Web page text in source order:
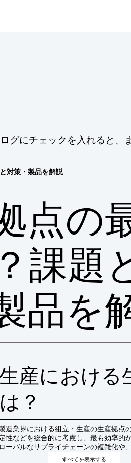
グにチェックを入れると、
対策・製品を解説
点の
課題
品を
産における
？
造業界における組立・生産の生産拠点
性などを総合的に考慮し、最も効率的
ーバルなサプライチェーンの複雑化や
から、その重要性は増しています。
すべてを表示する